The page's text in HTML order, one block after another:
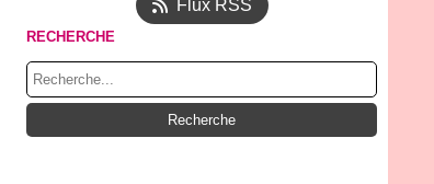
Flux RSS
RECHERCHE